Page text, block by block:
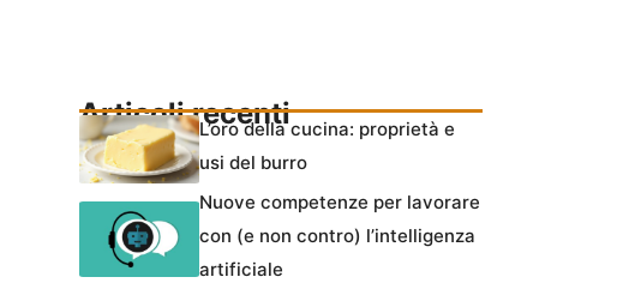
Articoli recentiL’oro della cucina: proprietà e
usi del burro
Nuove competenze per lavorare
con (e non contro) l’intelligenza
artificiale